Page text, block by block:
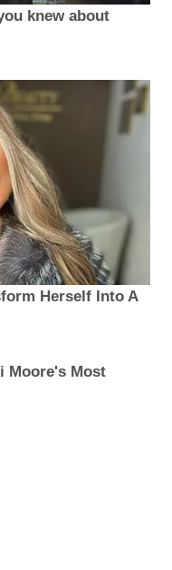
knew about
Herself Into A
Moore's Most